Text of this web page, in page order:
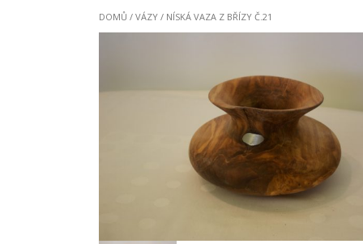
DOMŮ / VÁZY / NÍSKÁ VAZA Z BŘÍZY Č.21